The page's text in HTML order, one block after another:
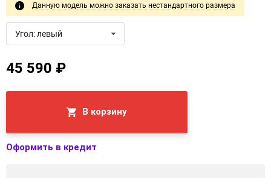
Данную модель можно заказать нестандартного размера
Угол: левый
45 590 ₽
В корзину
Оформить в кредит